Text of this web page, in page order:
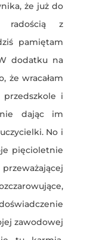
że już do
radością z
pamiętam
dodatku na
że wracałam
i
nie dając im
No i
pięcioletnie
zawodowej